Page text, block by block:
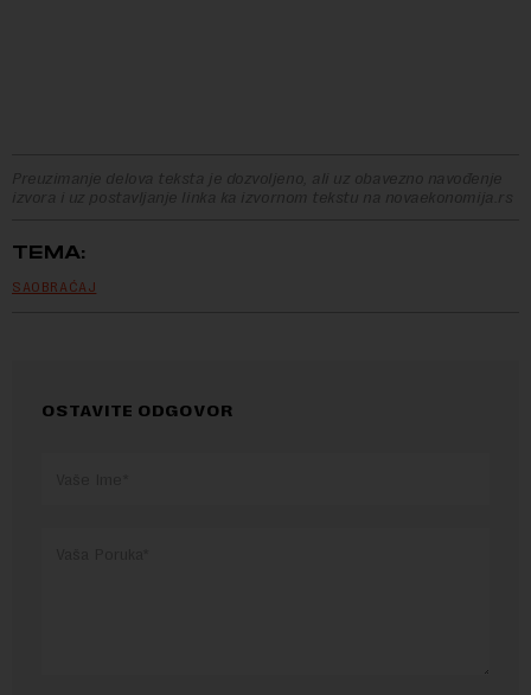
Preuzimanje delova teksta je dozvoljeno, ali uz obavezno navođenje
izvora i uz postavljanje linka ka izvornom tekstu na novaekonomija.rs
TEMA:
SAOBRAĆAJ
OSTAVITE ODGOVOR